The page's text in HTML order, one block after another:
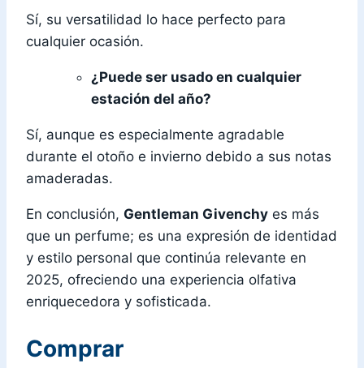
Sí, su versatilidad lo hace perfecto para
cualquier ocasión.
¿Puede ser usado en cualquier
estación del año?
Sí, aunque es especialmente agradable
durante el otoño e invierno debido a sus notas
amaderadas.
En conclusión, Gentleman Givenchy es más
que un perfume; es una expresión de identidad
y estilo personal que continúa relevante en
2025, ofreciendo una experiencia olfativa
enriquecedora y sofisticada.
Comprar